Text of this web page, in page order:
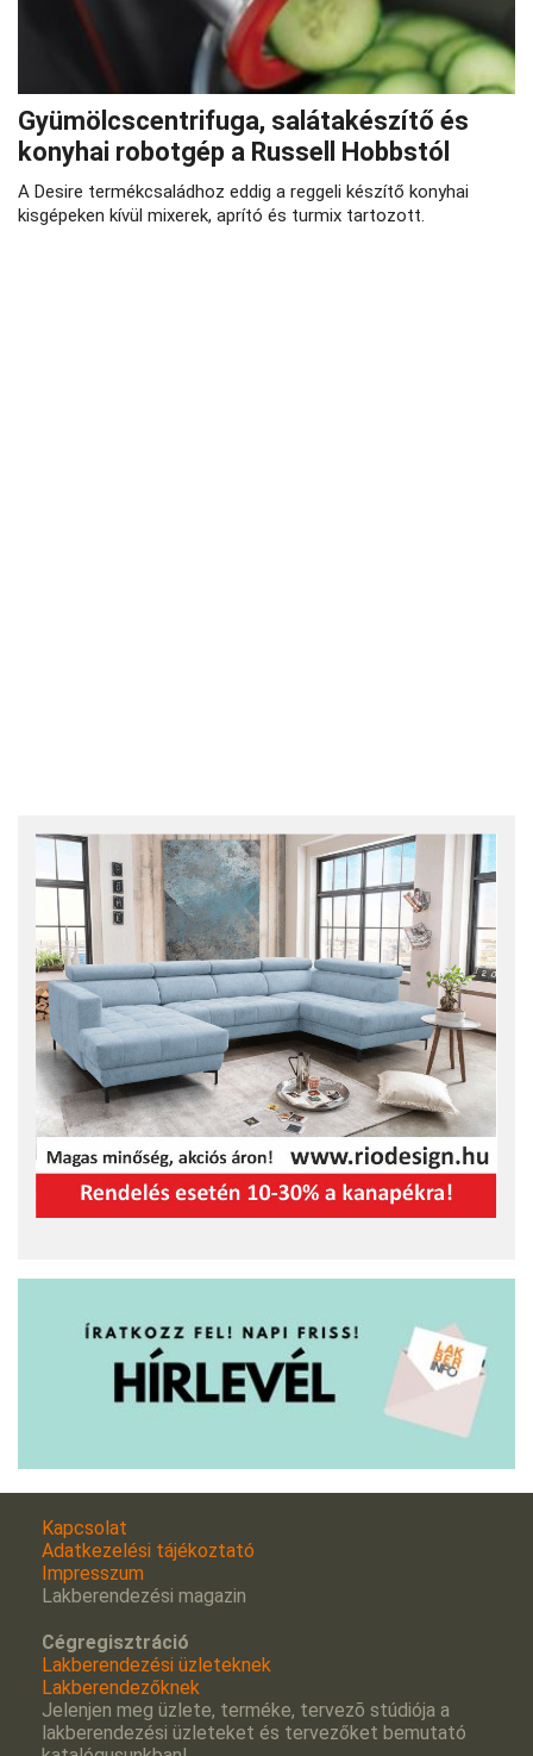
Gyümölcscentrifuga, salátakészítő és
konyhai robotgép a Russell Hobbstól
A Desire termékcsaládhoz eddig a reggeli készítő konyhai
kisgépeken kívül mixerek, aprító és turmix tartozott.
Kapcsolat
Adatkezelési tájékoztató
Impresszum
Lakberendezési magazin
Cégregisztráció
Lakberendezési üzleteknek
Lakberendezőknek
Jelenjen meg üzlete, terméke, tervezõ stúdiója a
lakberendezési üzleteket és tervezőket bemutató